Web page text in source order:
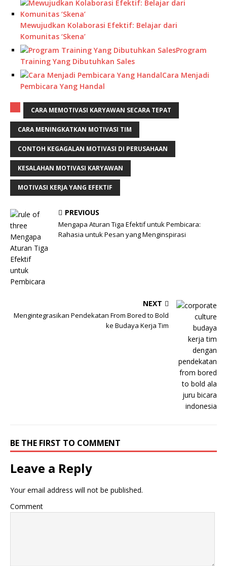
Mewujudkan Kolaborasi Efektif: Belajar dari
Komunitas ‘Skena’
Program
Training Yang Dibutuhkan Sales
Cara Menjadi
Pembicara Yang Handal
CARA MEMOTIVASI KARYAWAN SECARA TEPAT
CARA MENINGKATKAN MOTIVASI TIM
CONTOH KEGAGALAN MOTIVASI DI PERUSAHAAN
KESALAHAN MOTIVASI KARYAWAN
MOTIVASI KERJA YANG EFEKTIF
PREVIOUS
Mengapa Aturan Tiga Efektif untuk Pembicara:
Rahasia untuk Pesan yang Menginspirasi
NEXT
Mengintegrasikan Pendekatan From Bored to Bold
ke Budaya Kerja Tim
BE THE FIRST TO COMMENT
Leave a Reply
Your email address will not be published.
Comment